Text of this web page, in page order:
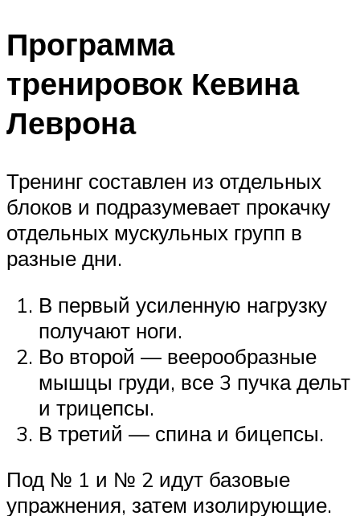
Программа
тренировок Кевина
Леврона
Тренинг составлен из отдельных
блоков и подразумевает прокачку
отдельных мускульных групп в
разные дни.
В первый усиленную нагрузку
получают ноги.
Во второй — веерообразные
мышцы груди, все 3 пучка дельт
и трицепсы.
В третий — спина и бицепсы.
Под № 1 и № 2 идут базовые
упражнения, затем изолирующие.